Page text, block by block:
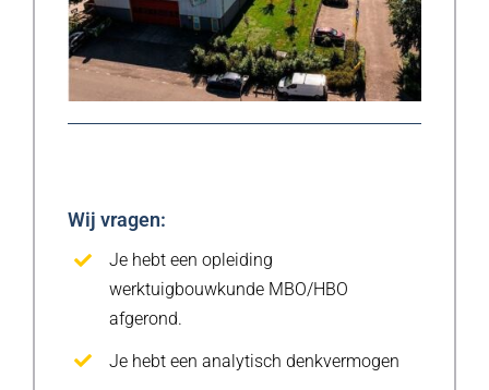
Wij vragen:
Je hebt een opleiding
werktuigbouwkunde MBO/HBO
afgerond.
Je hebt een analytisch denkvermogen